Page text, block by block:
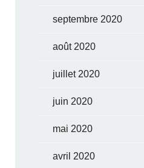
septembre 2020
août 2020
juillet 2020
juin 2020
mai 2020
avril 2020